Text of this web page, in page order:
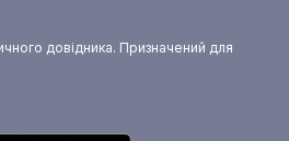
довідника. Призначений для